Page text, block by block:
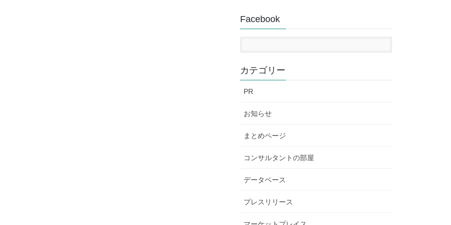
Facebook
カテゴリー
PR
お知らせ
まとめページ
コンサルタントの部屋
データベース
プレスリリース